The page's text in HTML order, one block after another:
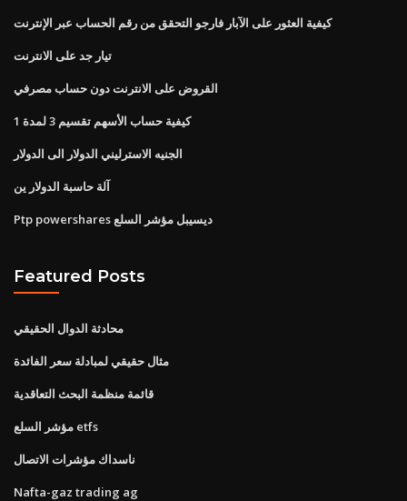
كيفية العثور على الآبار فارجو التحقق من رقم الحساب عبر الإنترنت
تيار جد على الانترنت
القروض على الانترنت دون حساب مصرفي
كيفية حساب الأسهم تقسيم 3 لمدة 1
الجنيه الاسترليني الدولار الى الدولار
آلة حاسبة الدولار ين
Ptp powershares ديسيبل مؤشر السلع
Featured Posts
محادثة الدوال الحقيقي
مثال حقيقي لمبادلة سعر الفائدة
قائمة منظمة البحث التعاقدية
مؤشر السلع etfs
ناسداك مؤشرات الاتصال
Nafta-gaz trading ag